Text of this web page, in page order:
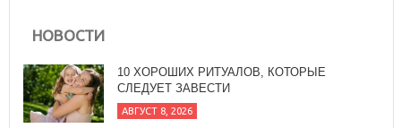
НОВОСТИ
ПРЯНЫЙ САЛАТ ИЗ ОВОЩЕЙ ГРИЛЬ С
БАГЕТОМ
АВГУСТ 7, 2026